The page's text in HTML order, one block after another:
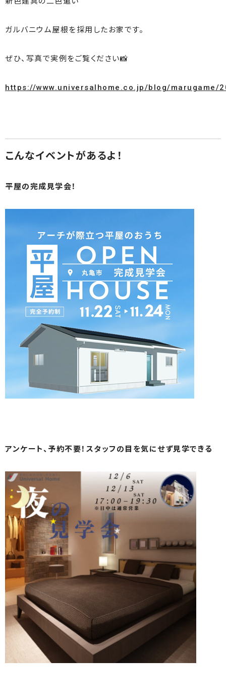
ガルバニウム屋根を採用したお家です。
ぜひ、写真で実例をご覧ください📸
https://www.universalhome.co.jp/blog/marugame/
こんなイベントがあるよ！
平屋の完成見学会！
アンケート、予約不要！スタッフの目を気にせず見学できる